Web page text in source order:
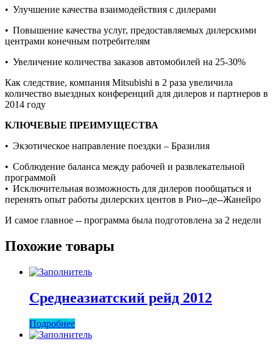
• Улучшение качества взаимодействия с дилерами
• Повышение качества услуг, предоставляемых дилерскими
центрами конечным потребителям
• Увеличение количества заказов автомобилей на 25-30%
Как следствие, компания Mitsubishi в 2 раза увеличила
количество выездных конференций для дилеров и партнеров в
2014 году
КЛЮЧЕВЫЕ ПРЕИМУЩЕСТВА
• Экзотическое направление поездки – Бразилия
• Соблюдение баланса между рабочей и развлекательной
программой
• Исключительная возможность для дилеров пообщаться и
перенять опыт работы дилерских центов в Рио-­‐де-­‐Жанейро
И самое главное -­‐ программа была подготовлена за 2 недели
Похожие товары
Среднеазиатский рейд 2012
Подробнее